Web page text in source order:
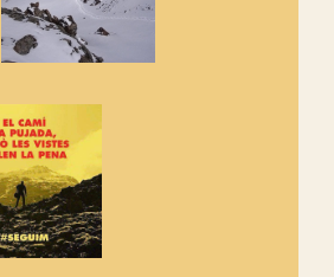
a favor dels Camins
te al manifest!
un diploma dels
de Sant Aniol d'Aguja
estem implicats
recuperació del refugi i